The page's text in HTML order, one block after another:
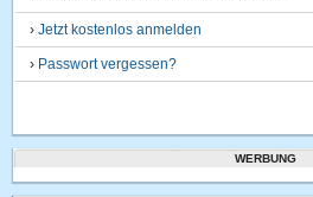
›Jetzt kostenlos anmelden
› Passwort vergessen?
WERBUNG